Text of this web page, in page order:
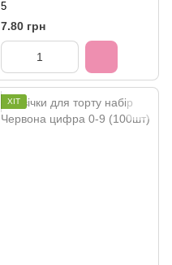
5
7.80 грн
ХІТ